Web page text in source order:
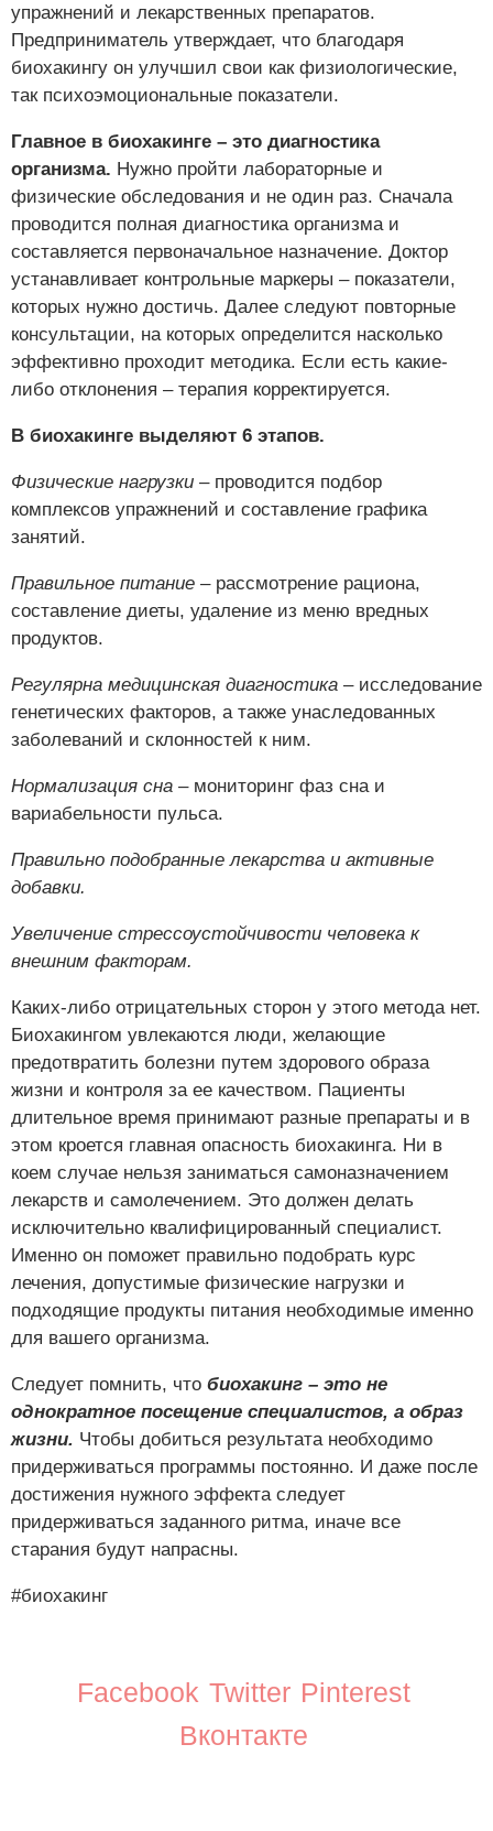
упражнений и лекарственных препаратов.
Предприниматель утверждает, что благодаря
биохакингу он улучшил свои как физиологические,
так психоэмоциональные показатели.
Главное в биохакинге – это диагностика
организма. Нужно пройти лабораторные и
физические обследования и не один раз. Сначала
проводится полная диагностика организма и
составляется первоначальное назначение. Доктор
устанавливает контрольные маркеры – показатели,
которых нужно достичь. Далее следуют повторные
консультации, на которых определится насколько
эффективно проходит методика. Если есть какие-
либо отклонения – терапия корректируется.
В биохакинге выделяют 6 этапов.
Физические нагрузки – проводится подбор
комплексов упражнений и составление графика
занятий.
Правильное питание – рассмотрение рациона,
составление диеты, удаление из меню вредных
продуктов.
Регулярна медицинская диагностика – исследование
генетических факторов, а также унаследованных
заболеваний и склонностей к ним.
Нормализация сна – мониторинг фаз сна и
вариабельности пульса.
Правильно подобранные лекарства и активные
добавки.
Увеличение стрессоустойчивости человека к
внешним факторам.
Каких-либо отрицательных сторон у этого метода нет.
Биохакингом увлекаются люди, желающие
предотвратить болезни путем здорового образа
жизни и контроля за ее качеством. Пациенты
длительное время принимают разные препараты и в
этом кроется главная опасность биохакинга. Ни в
коем случае нельзя заниматься самоназначением
лекарств и самолечением. Это должен делать
исключительно квалифицированный специалист.
Именно он поможет правильно подобрать курс
лечения, допустимые физические нагрузки и
подходящие продукты питания необходимые именно
для вашего организма.
Следует помнить, что биохакинг – это не
однократное посещение специалистов, а образ
жизни. Чтобы добиться результата необходимо
придерживаться программы постоянно. И даже после
достижения нужного эффекта следует
придерживаться заданного ритма, иначе все
старания будут напрасны.
#биохакинг
Facebook Twitter Pinterest
Вконтакте